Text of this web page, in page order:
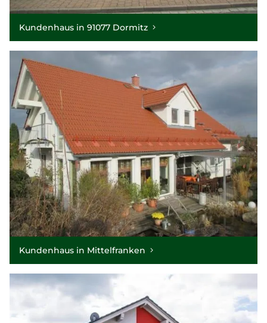
Kundenhaus in 91077 Dormitz
Kundenhaus in Mittelfranken